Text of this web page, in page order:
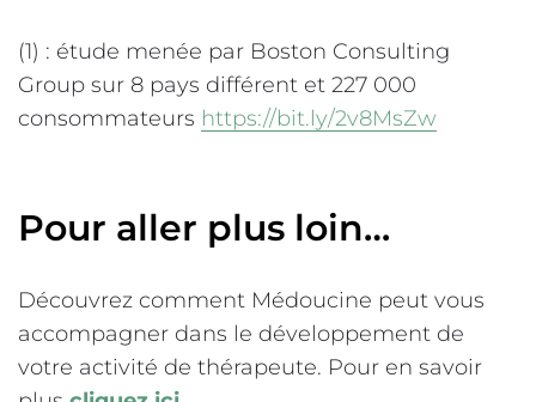
(1) : étude menée par Boston Consulting
Group sur 8 pays différent et 227 000
consommateurs https://bit.ly/2v8MsZw
Pour aller plus loin…
Découvrez comment Médoucine peut vous
accompagner dans le développement de
votre activité de thérapeute. Pour en savoir